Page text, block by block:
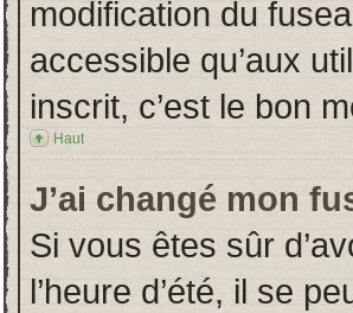
modification du
accessible qu’aux
inscrit, c’est le bon
Haut
J’ai changé mon
Si vous êtes sûr
l’heure d’été, il se